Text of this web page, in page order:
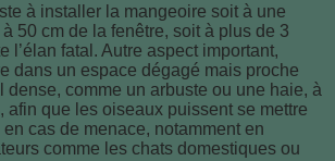
à installer la mangeoire soit à une
50 cm de la fenêtre, soit à plus de 3
l’élan fatal. Autre aspect important,
dans un espace dégagé mais proche
dense, comme un arbuste ou une haie, à
afin que les oiseaux puissent se mettre
en cas de menace, notamment en
comme les chats domestiques ou